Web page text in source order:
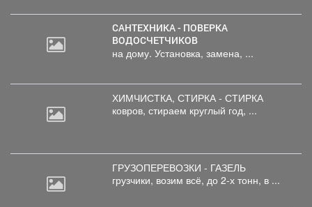
САНТЕХНИКА - ПОВЕРКА
ВОДОСЧЕТЧИКОВ
на дому. Установка, замена, ...
ХИМЧИСТКА, СТИРКА - СТИРКА
ковров, стираем круглый год, ...
ГРУЗОПЕРЕВОЗКИ - ГАЗЕЛЬ
грузчики, возим всё, до 2-х тонн, в ...